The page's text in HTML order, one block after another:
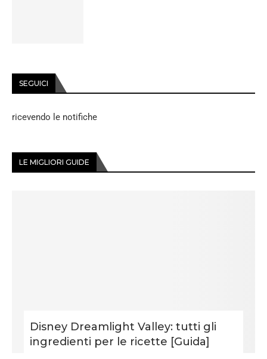
SEGUICI
ricevendo le notifiche
LE MIGLIORI GUIDE
Disney Dreamlight Valley: tutti gli
ingredienti per le ricette [Guida]